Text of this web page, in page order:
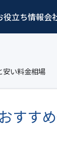
役立ち情報会
安い料金相場
すす